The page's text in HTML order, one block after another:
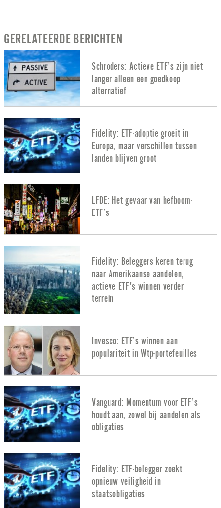
GERELATEERDE BERICHTEN
Schroders: Actieve ETF’s zijn niet
langer alleen een goedkoop
alternatief
Fidelity: ETF-adoptie groeit in
Europa, maar verschillen tussen
landen blijven groot
LFDE: Het gevaar van hefboom-
ETF’s
Fidelity: Beleggers keren terug
naar Amerikaanse aandelen,
actieve ETF's winnen verder
terrein
Invesco: ETF’s winnen aan
populariteit in Wtp-portefeuilles
Vanguard: Momentum voor ETF’s
houdt aan, zowel bij aandelen als
obligaties
Fidelity: ETF-belegger zoekt
opnieuw veiligheid in
staatsobligaties